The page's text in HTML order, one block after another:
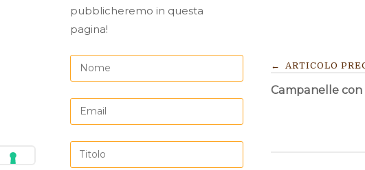
← ARTICOLO
Campanelle
pubblicheremo in questa
pagina!